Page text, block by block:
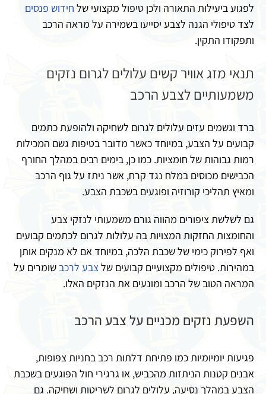
לפגוע ביעילות התאורה ולכן טיפול מקצועי של חידוש פנסים
לצד טיפולי הגנה לצבע יסייעו בשמירה על מראה הרכב
ותפקודו התקין.
תנאי מזג אוויר קשים עלולים לגרום נזקים
משמעותיים לצבע הרכב
ברד וגשמים עזים עלולים לגרום לשחיקה ולהופעת כתמים
קבועים על הצבע, במיוחד כאשר מדובר בטיפות גשם המכילות
רמות גבוהות של חומציות. כמו כן, בימים רבים במהלך החורף
הכבישים מכוסים במלח נגד קרח, אשר ניתז על גוף הרכב
ומאיץ תהליכי קורוזיה ופוגעים בשכבת הצבע.
גם לשלשת ציפורים מהווה גורם משמעותי לנזקי צבע
והחומצות החזקות המצויות בה עלולות לגרום לכתמים קבועים
ואף לפירוק כימי של שכבת הלכה, במיוחד אם לא מנקים אותן
במהירות. טיפולים מקצועיים קבועים שלצבע לרכב שומרים על
המראה הטוב של הרכב ומונעים את הנזקים האלו.
השפעת נזקים מכניים על צבע הרכב
פגיעות יומיומיות כמו פתיחת דלתות רכב בחניות צפופות,
אבנים קטנות הניתזות מהכביש, או גרגירי חול הפוגעים בשכבת
הצבע במהלך נסיעה, עלולים לגרום לשריטות ושחיקה. גם